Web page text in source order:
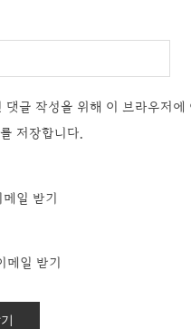
댓글 작성을 위해 이 브라우저
저장합니다.
일 받기
메일 받기